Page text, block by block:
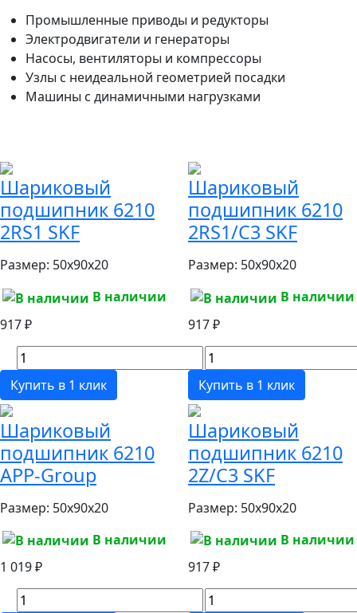
Промышленные приводы и редукторы
Электродвигатели и генераторы
Насосы, вентиляторы и компрессоры
Узлы с неидеальной геометрией посадки
Машины с динамичными нагрузками
Шариковый
подшипник 6210
2RS1 SKF
Размер: 50x90x20
В наличии
917 ₽
Купить в 1 клик
Шариковый
подшипник 6210
2RS1/C3 SKF
Размер: 50x90x20
В наличии
917 ₽
Купить в 1 клик
Шариковый
подшипник 6210
APP-Group
Размер: 50x90x20
В наличии
1 019 ₽
Шариковый
подшипник 6210
2Z/C3 SKF
Размер: 50x90x20
В наличии
917 ₽